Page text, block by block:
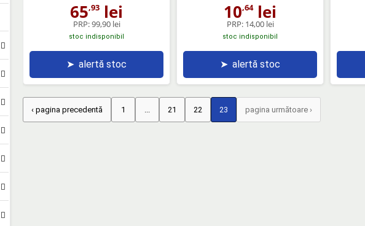
65,93 lei
PRP:99,90 lei
stoc indisponibil
➤ alertă stoc
10,64lei
PRP: 14,00 lei
stoc indisponibil
➤ alertă stoc
‹ pagina precedentă 1 ... 21 22 23 pagina următoare ›